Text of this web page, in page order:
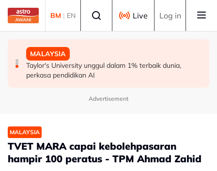
Skip to main content
BM | EN Live Log in
MALAYSIA
Penutupan pangkalan haram beri impak besar, kes
penyeludupan menjunam
MALAYSIA
Prosiding Ismail Sabri dijangka berlangsung di IJN -
Peguam
MALAYSIA
Taylor's University unggul dalam 1% terbaik dunia,
perkasa pendidikan AI
Advertisement
MALAYSIA
TVET MARA capai kebolehpasaran
hampir 100 peratus - TPM Ahmad Zahid